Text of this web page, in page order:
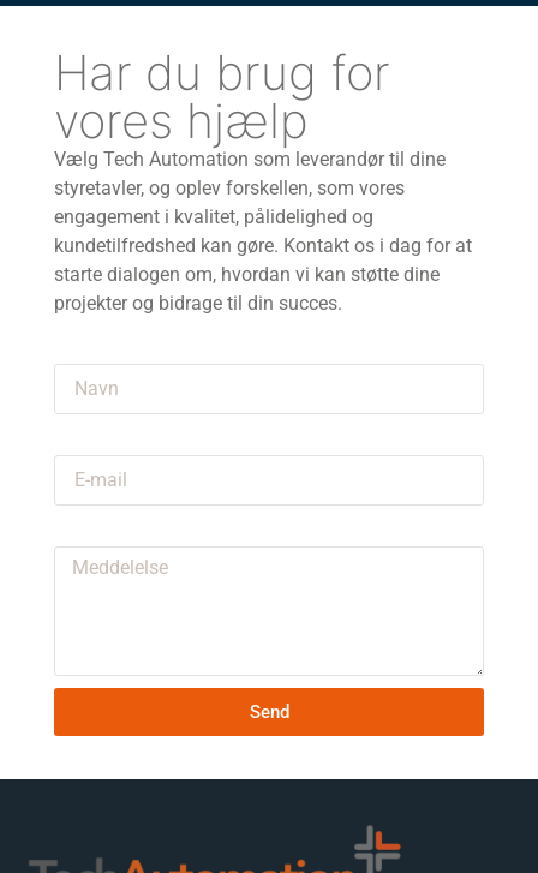
Har du brug for
vores hjælp
Vælg Tech Automation som leverandør til dine
styretavler, og oplev forskellen, som vores
engagement i kvalitet, pålidelighed og
kundetilfredshed kan gøre. Kontakt os i dag for at
starte dialogen om, hvordan vi kan støtte dine
projekter og bidrage til din succes.
Send